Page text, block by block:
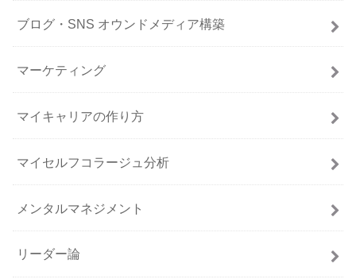
ブログ・SNS オウンドメディア構築
マーケティング
マイキャリアの作り方
マイセルフコラージュ分析
メンタルマネジメント
リーダー論